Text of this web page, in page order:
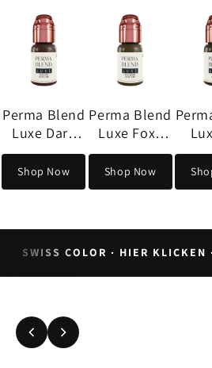
Blend
Foxy
15ml
Now
Perma Blend
Luxe Fig
15ml
Shop Now
Perma
Luxe
15ml
Shop Now
SWISS COLOR · HIER KLICKEN